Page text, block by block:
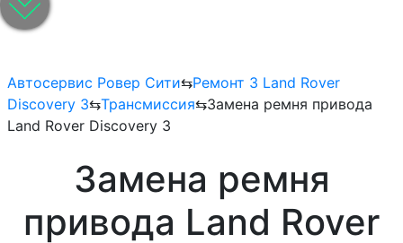
Автосервис Ровер Сити⇆Ремонт 3 Land Rover
Discovery 3⇆Трансмиссия⇆Замена ремня привода
Land Rover Discovery 3
Замена ремня
привода Land Rover